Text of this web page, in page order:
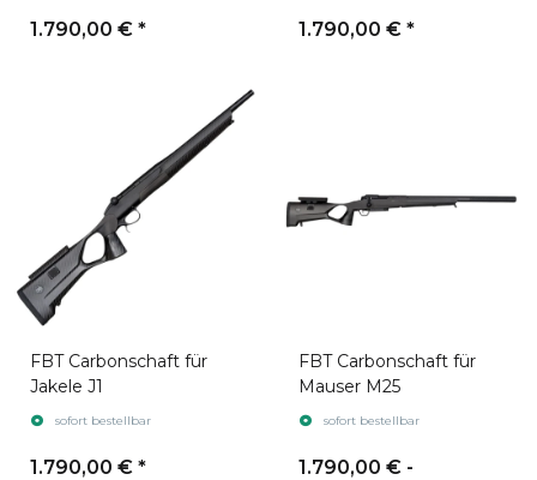
1.790,00 € * 1.790,00 € *
FBT Carbonschaft für
Jakele J1
sofort bestellbar
1.790,00 € *
FBT Carbonschaft für
Mauser M25
sofort bestellbar
1.790,00 € -